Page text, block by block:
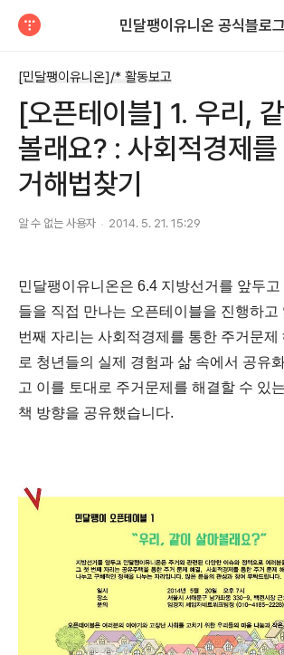
민달팽이유니온 공식블로그
[민달팽이유니온]/* 활동보고
[오픈테이블] 1. 우리,
볼래요? : 사회적경제
거해법찾기
알 수 없는 사용자 2014. 5. 21. 15:29
민달팽이유니온은 6.4 지방선거를 앞두고
들을 직접 만나는 오픈테이블을 진행하고
번째 자리는 사회적경제를 통한 주거문제
로 청년들의 실제 경험과 삶 속에서 공유
고 이를 토대로 주거문제를 해결할 수 있
책 방향을 공유했습니다.